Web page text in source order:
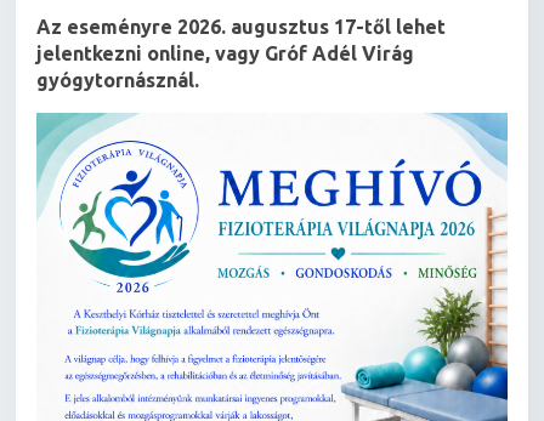
Az eseményre 2026. augusztus 17-től lehet
jelentkezni online, vagy Gróf Adél Virág
gyógytornásznál.